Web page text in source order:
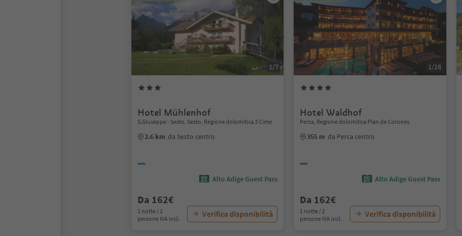
1/7
Hotel Mühlenhof
S.Giuseppe - Sesto, Sesto, Regione dolomitica 3 Cime
2.6 km da Sesto centro
Alto Adige Guest Pass
Da 162€
1 notte / 2
persone IVA incl.
Verifica disponibilità
1/28
Hotel Waldhof
Perca, Regione dolomitica Plan de Corones
355 m da Perca centro
Alto Adige Guest Pass
Da 162€
1 notte / 2
persone IVA incl.
Verifica disponibilità